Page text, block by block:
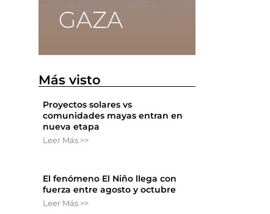
Más visto
Proyectos solares vs
comunidades mayas entran en
nueva etapa
Leer Más >>
El fenómeno El Niño llega con
fuerza entre agosto y octubre
Leer Más >>